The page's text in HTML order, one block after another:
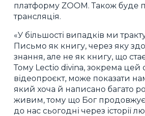
платформу ZOOM. Також буде
трансляція.
«У більшості випадків ми
Письмо як книгу, через яку
знання, але не як книгу, що
Тому Lectio divina, зокрема цей
відеопроєкт, може показати
який хоча й написано багато
живим, тому що Бог
до нас сьогодні через історії